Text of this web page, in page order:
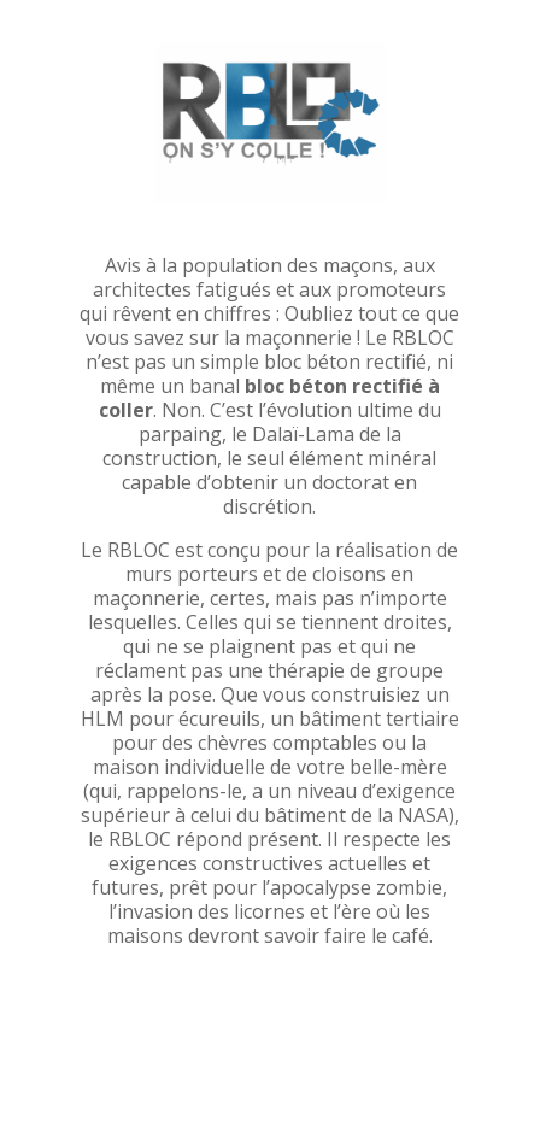
Avis à la population des maçons, aux
architectes fatigués et aux promoteurs
qui rêvent en chiffres : Oubliez tout ce que
vous savez sur la maçonnerie ! Le RBLOC
n’est pas un simple bloc béton rectifié, ni
même un banal bloc béton rectifié à
coller. Non. C’est l’évolution ultime du
parpaing, le Dalaï-Lama de la
construction, le seul élément minéral
capable d’obtenir un doctorat en
discrétion.
Le RBLOC est conçu pour la réalisation de
murs porteurs et de cloisons en
maçonnerie, certes, mais pas n’importe
lesquelles. Celles qui se tiennent droites,
qui ne se plaignent pas et qui ne
réclament pas une thérapie de groupe
après la pose. Que vous construisiez un
HLM pour écureuils, un bâtiment tertiaire
pour des chèvres comptables ou la
maison individuelle de votre belle-mère
(qui, rappelons-le, a un niveau d’exigence
supérieur à celui du bâtiment de la NASA),
le RBLOC répond présent. Il respecte les
exigences constructives actuelles et
futures, prêt pour l’apocalypse zombie,
l’invasion des licornes et l’ère où les
maisons devront savoir faire le café.